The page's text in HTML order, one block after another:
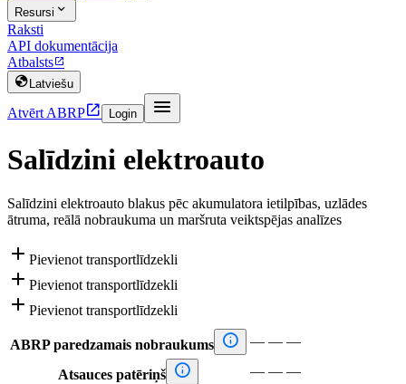
Resursi 
Raksti
API dokumentācija
Atbalsts
 Latviešu
Atvērt ABRP Login 
Salīdzini elektroauto
Salīdzini elektroauto blakus pēc akumulatora ietilpības, uzlādes
ātruma, reālā nobraukuma un maršruta veiktspējas analīzes
 Pievienot transportlīdzekli
 Pievienot transportlīdzekli
 Pievienot transportlīdzekli
ABRP paredzamais nobraukums  — — —
Atsauces patēriņš  — — —